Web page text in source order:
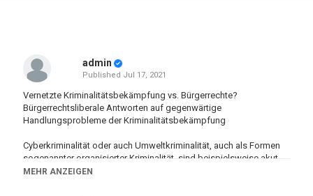
admin
Published Jul 17, 2021
Vernetzte Kriminalitätsbekämpfung vs. Bürgerrechte?
Bürgerrechtsliberale Antworten auf gegenwärtige
Handlungsprobleme der Kriminalitätsbekämpfung
Cyberkriminalität oder auch Umweltkriminalität, auch als Formen
sogenannter organisierter Kriminalität, sind beispielsweise akut
gegenwärtige Handlungsproblemfelder der
MEHR ANZEIGEN